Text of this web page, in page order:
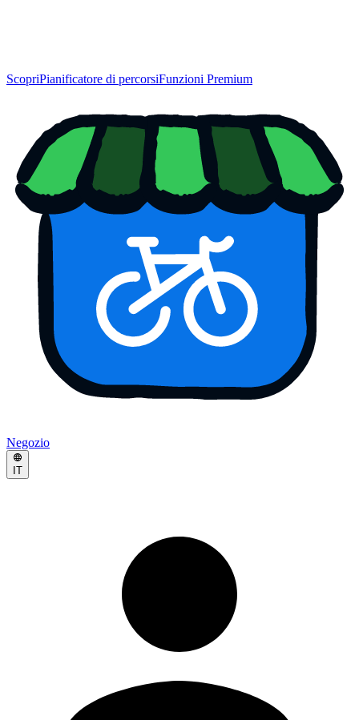
ScopriPianificatore di percorsiFunzioni Premium
Negozio
IT